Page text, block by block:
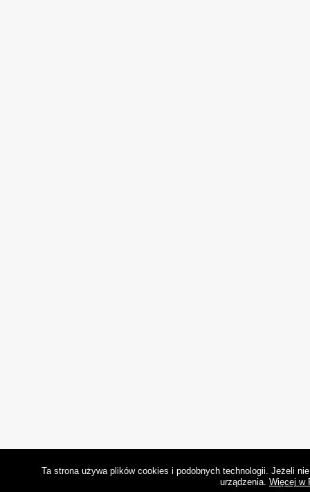
Ta strona używa plików cookies i podobnych technologii. Jeżeli
urządzenia. Więcej w